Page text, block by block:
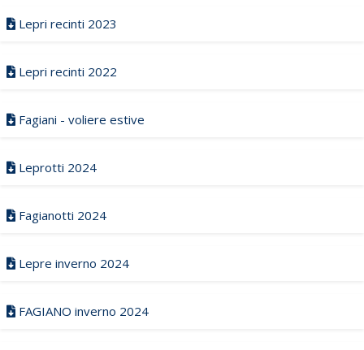
Lepri recinti 2023
Lepri recinti 2022
Fagiani - voliere estive
Leprotti 2024
Fagianotti 2024
Lepre inverno 2024
FAGIANO inverno 2024